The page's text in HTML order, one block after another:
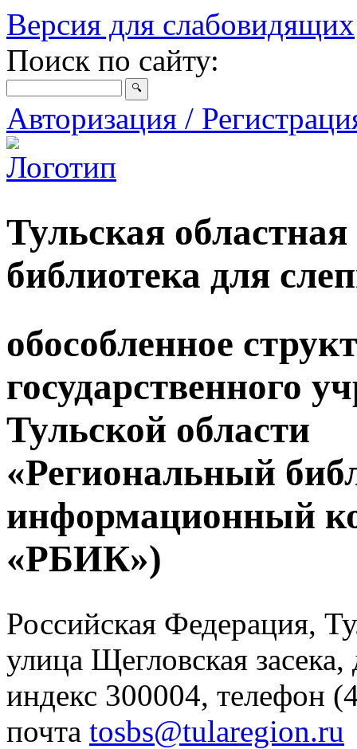
Версия для слабовидящих
Поиск по сайту:
Авторизация /
Тульская
библиотека для
обособленное
государственного
Тульской области
«Региональный
информационный
«РБИК»)
Российская Федерация,
улица Щегловская
индекс 300004, телефон
почта tosbs@tularegion.ru